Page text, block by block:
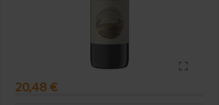

20,48 €